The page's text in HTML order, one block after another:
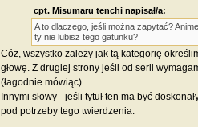
cpt. Misumaru tenchi napisał/a:
A to dlaczego, jeśli można zapytać?
ty nie lubisz tego gatunku?
Cóż, wszystko zależy jak tą kategorię
głowę. Z drugiej strony jeśli od serii
(łagodnie mówiąc).
Innymi słowy - jeśli tytuł ten ma być
pod potrzeby tego twierdzenia.